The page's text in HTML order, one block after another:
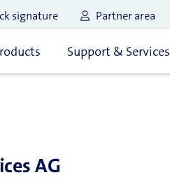
signature Partner area
Support & Services
AG